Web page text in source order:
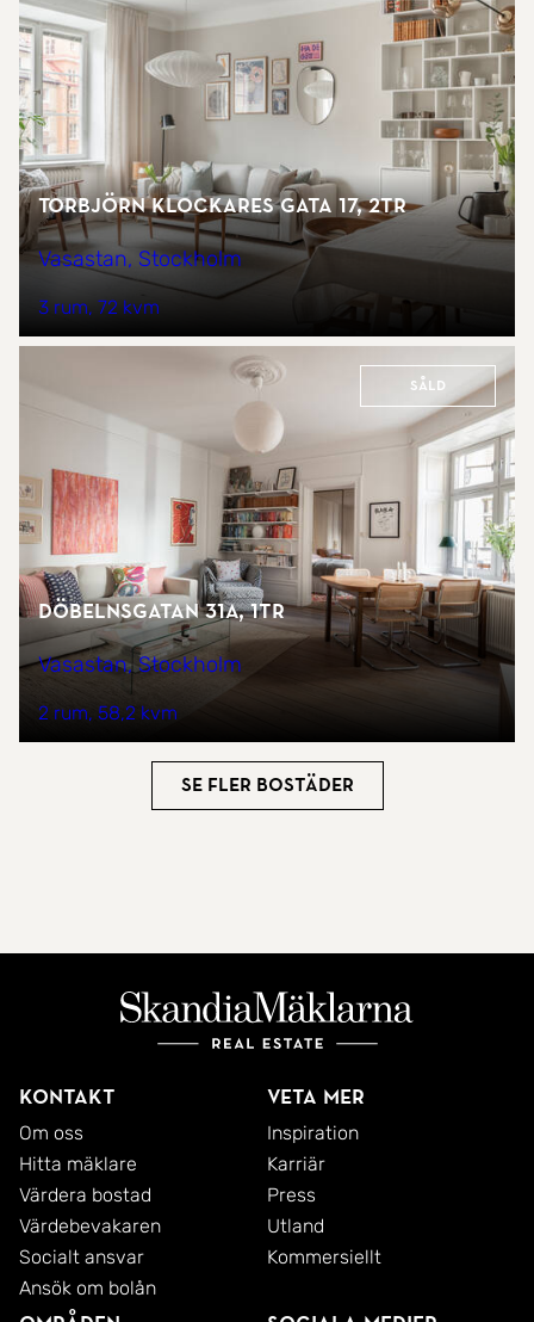
Torbjörn Klockares gata 17, 2tr
Vasastan, Stockholm
3 rum 72 kvm
Såld
Döbelnsgatan 31A, 1tr
Vasastan, Stockholm
2 rum 58,2 kvm
Se fler bostäder
Kontakt
Om oss
Hitta mäklare
Värdera bostad
Värdebevakaren
Socialt ansvar
Ansök om bolån
Veta mer
Inspiration
Karriär
Press
Utland
Kommersiellt